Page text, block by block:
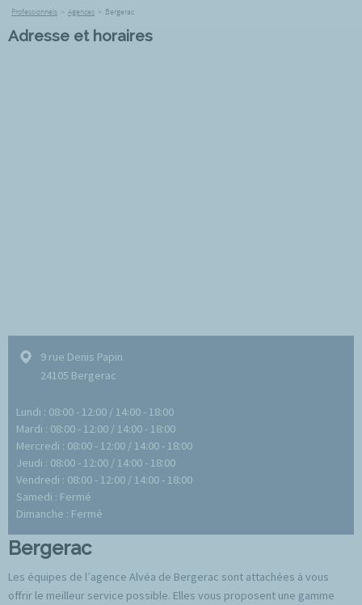
Professionnels > Agences > Bergerac
Bergerac
Les équipes de l’agence Alvéa de Bergerac sont attachées à vous
offrir le meilleur service possible. Elles vous proposent une gamme
Adresse et horaires
9 rue Denis Papin
24105 Bergerac
Lundi : 08:00 - 12:00 / 14:00 - 18:00
Mardi : 08:00 - 12:00 / 14:00 - 18:00
Mercredi : 08:00 - 12:00 / 14:00 - 18:00
Jeudi : 08:00 - 12:00 / 14:00 - 18:00
Vendredi : 08:00 - 12:00 / 14:00 - 18:00
Samedi : Fermé
Dimanche : Fermé